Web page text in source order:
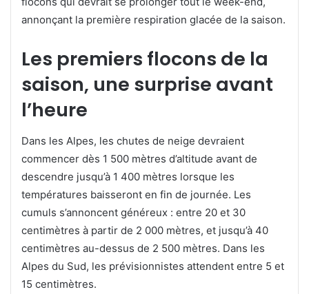
annonçant la première respiration glacée de la saison.
Les premiers flocons de la
saison, une surprise avant
l’heure
Dans les Alpes, les chutes de neige devraient
commencer dès 1 500 mètres d’altitude avant de
descendre jusqu’à 1 400 mètres lorsque les
températures baisseront en fin de journée. Les
cumuls s’annoncent généreux : entre 20 et 30
centimètres à partir de 2 000 mètres, et jusqu’à 40
centimètres au-dessus de 2 500 mètres. Dans les
Alpes du Sud, les prévisionnistes attendent entre 5 et
15 centimètres.